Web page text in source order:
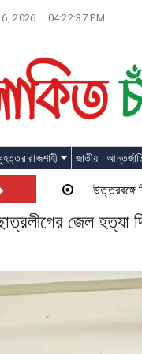
2026 04:22:37 PM
রাজশাহী জাতীয়
উত্তরবঙ্গে বিশেষ
জেল হত্যা